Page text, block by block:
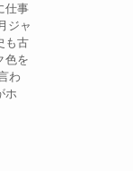
仕事
ジャ
も古
色を
わ
ホ